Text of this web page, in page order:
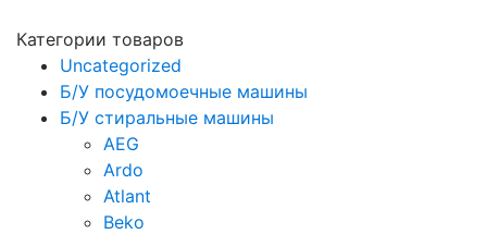
Категории товаров
Uncategorized
Б/У посудомоечные машины
Б/У стиральные машины
AEG
Ardo
Atlant
Beko